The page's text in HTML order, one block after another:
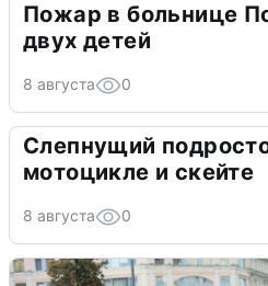
Пожар в больнице
двух детей
8 августа 0
Слепнущий
мотоцикле и скейте
8 августа 0